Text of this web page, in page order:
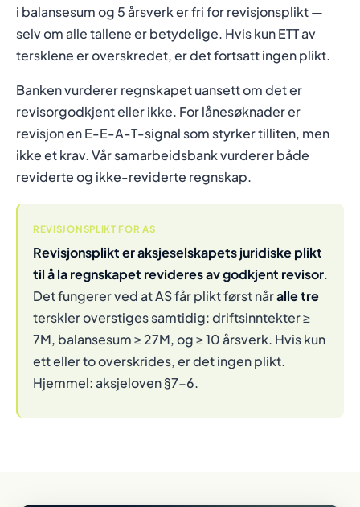
i balansesum og 5 årsverk er fri for revisjonsplikt —
selv om alle tallene er betydelige. Hvis kun ETT av
tersklene er overskredet, er det fortsatt ingen plikt.
Banken vurderer regnskapet uansett om det er
revisorgodkjent eller ikke. For lånesøknader er
revisjon en E-E-A-T-signal som styrker tilliten, men
ikke et krav. Vår samarbeidsbank vurderer både
reviderte og ikke-reviderte regnskap.
REVISJONSPLIKT FOR AS
Revisjonsplikt er aksjeselskapets juridiske plikt
til å la regnskapet revideres av godkjent revisor.
Det fungerer ved at AS får plikt først nåralle tre
terskler overstiges samtidig: driftsinntekter ≥
7M, balansesum ≥ 27M, og ≥ 10 årsverk. Hvis kun
ett eller to overskrides, er det ingen plikt.
Hjemmel: aksjeloven §7-6.